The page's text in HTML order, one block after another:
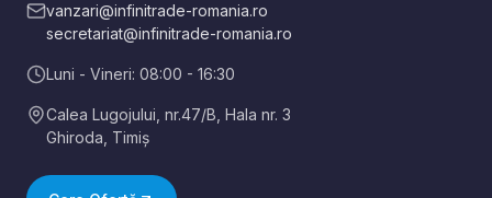
vanzari@infinitrade-romania.ro
secretariat@infinitrade-romania.ro
Luni - Vineri: 08:00 - 16:30
Calea Lugojului, nr.47/B, Hala nr. 3
Ghiroda Timiș